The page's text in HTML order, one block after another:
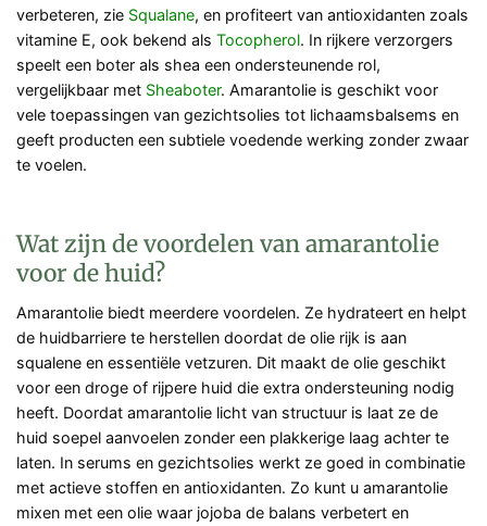
verbeteren, zie Squalane, en profiteert van antioxidanten zoals
vitamine E, ook bekend als Tocopherol. In rijkere verzorgers
speelt een boter als shea een ondersteunende rol,
vergelijkbaar met Sheaboter. Amarantolie is geschikt voor
vele toepassingen van gezichtsolies tot lichaamsbalsems en
geeft producten een subtiele voedende werking zonder zwaar
te voelen.
Wat zijn de voordelen van amarantolie
voor de huid?
Amarantolie biedt meerdere voordelen. Ze hydrateert en helpt
de huidbarriere te herstellen doordat de olie rijk is aan
squalene en essentiële vetzuren. Dit maakt de olie geschikt
voor een droge of rijpere huid die extra ondersteuning nodig
heeft. Doordat amarantolie licht van structuur is laat ze de
huid soepel aanvoelen zonder een plakkerige laag achter te
laten. In serums en gezichtsolies werkt ze goed in combinatie
met actieve stoffen en antioxidanten. Zo kunt u amarantolie
mixen met een olie waar jojoba de balans verbetert en